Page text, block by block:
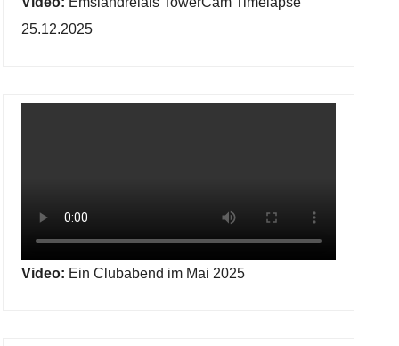
25.12.2025
Video: Ein Clubabend im Mai 2025